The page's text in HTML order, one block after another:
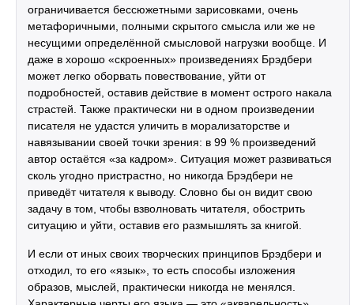
ограничивается бессюжетными зарисовками, очень
метафоричными, полными скрытого смысла или же не
несущими определённой смысловой нагрузки вообще. И
даже в хорошо «скроенных» произведениях Брэдбери
может легко оборвать повествование, уйти от
подробностей, оставив действие в момент острого накала
страстей. Также практически ни в одном произведении
писателя не удастся уличить в морализаторстве и
навязывании своей точки зрения: в 99 % произведений
автор остаётся «за кадром». Ситуация может развиваться
сколь угодно пристрастно, но никогда Брэдбери не
приведёт читателя к выводу. Словно бы он видит свою
задачу в том, чтобы взволновать читателя, обострить
ситуацию и уйти, оставив его размышлять за книгой.
И если от иных своих творческих принципов Брэдбери и
отходил, то его «язык», то есть способы изложения
образов, мыслей, практически никогда не менялся.